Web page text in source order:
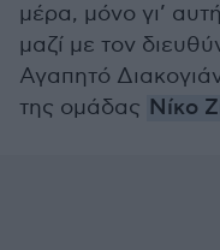
μέρα, μόνο γι’
μαζί με τον
Αγαπητό
της ομάδας Νίκο